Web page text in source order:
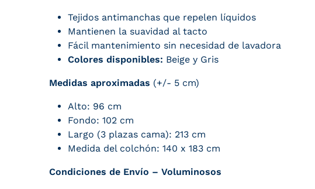
Tejidos antimanchas que repelen líquidos
Mantienen la suavidad al tacto
Fácil mantenimiento sin necesidad de lavadora
Colores disponibles: Beige y Gris
Medidas aproximadas (+/- 5 cm)
Alto: 96 cm
Fondo: 102 cm
Largo (3 plazas cama): 213 cm
Medida del colchón: 140 x 183 cm
Condiciones de Envío – Voluminosos